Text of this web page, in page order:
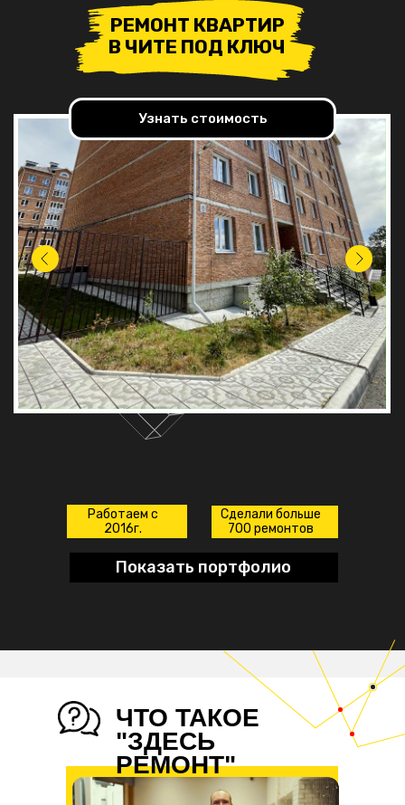
РЕМОНТ КВАРТИР
В ЧИТЕ ПОД КЛЮЧ
Узнать стоимость
Показать портфолио
Работаем с
2016г.
Сделали больше
700 ремонтов
ЧТО ТАКОЕ
"ЗДЕСЬ
РЕМОНТ"